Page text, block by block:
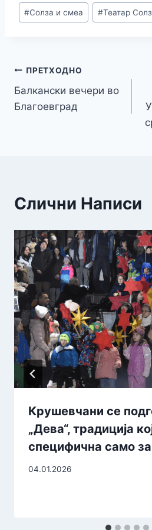
o
n n
#Солза и смеа #Театар
Навигација
на
ПРЕТХОДНО
Балкански вечери во
Благоевград
Слични Написи
Крушевчани се
„Дева“, традиција
специфична само
04.01.2026